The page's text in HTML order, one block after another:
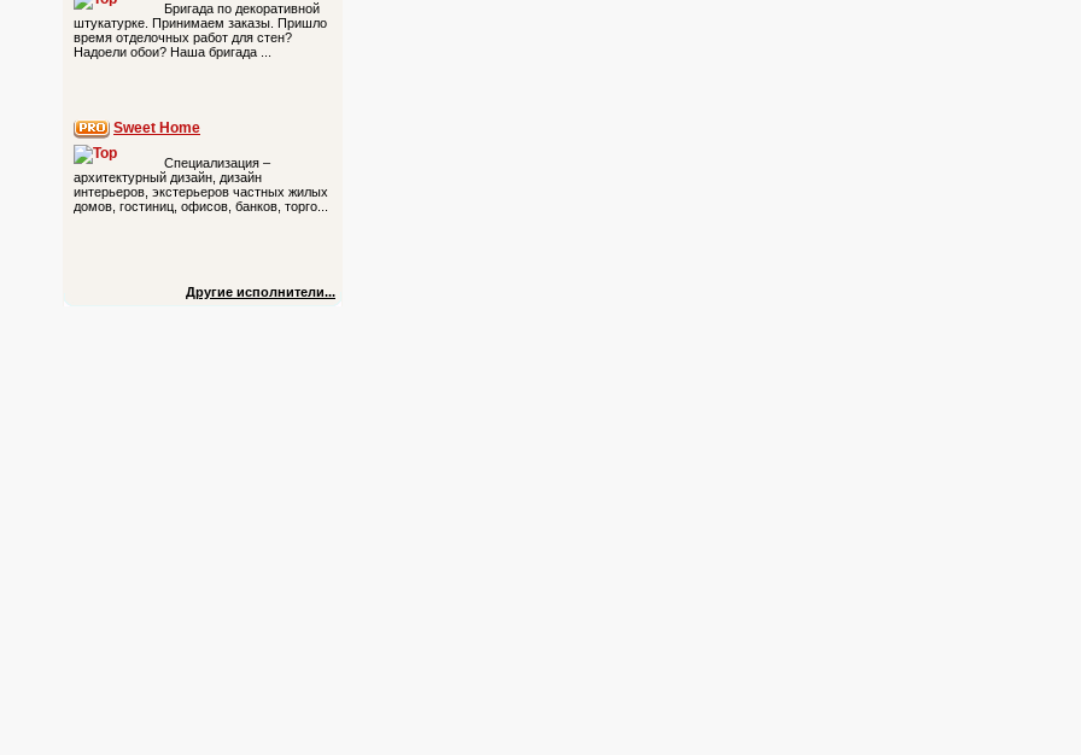
Бригада по декоративной
штукатурке. Принимаем заказы. Пришло
время отделочных работ для стен?
Надоели обои? Наша бригада ...
Sweet Home
Специализация –
архитектурный дизайн, дизайн
интерьеров, экстерьеров частных жилых
домов, гостиниц, офисов, банков, торго...
Другие исполнители...